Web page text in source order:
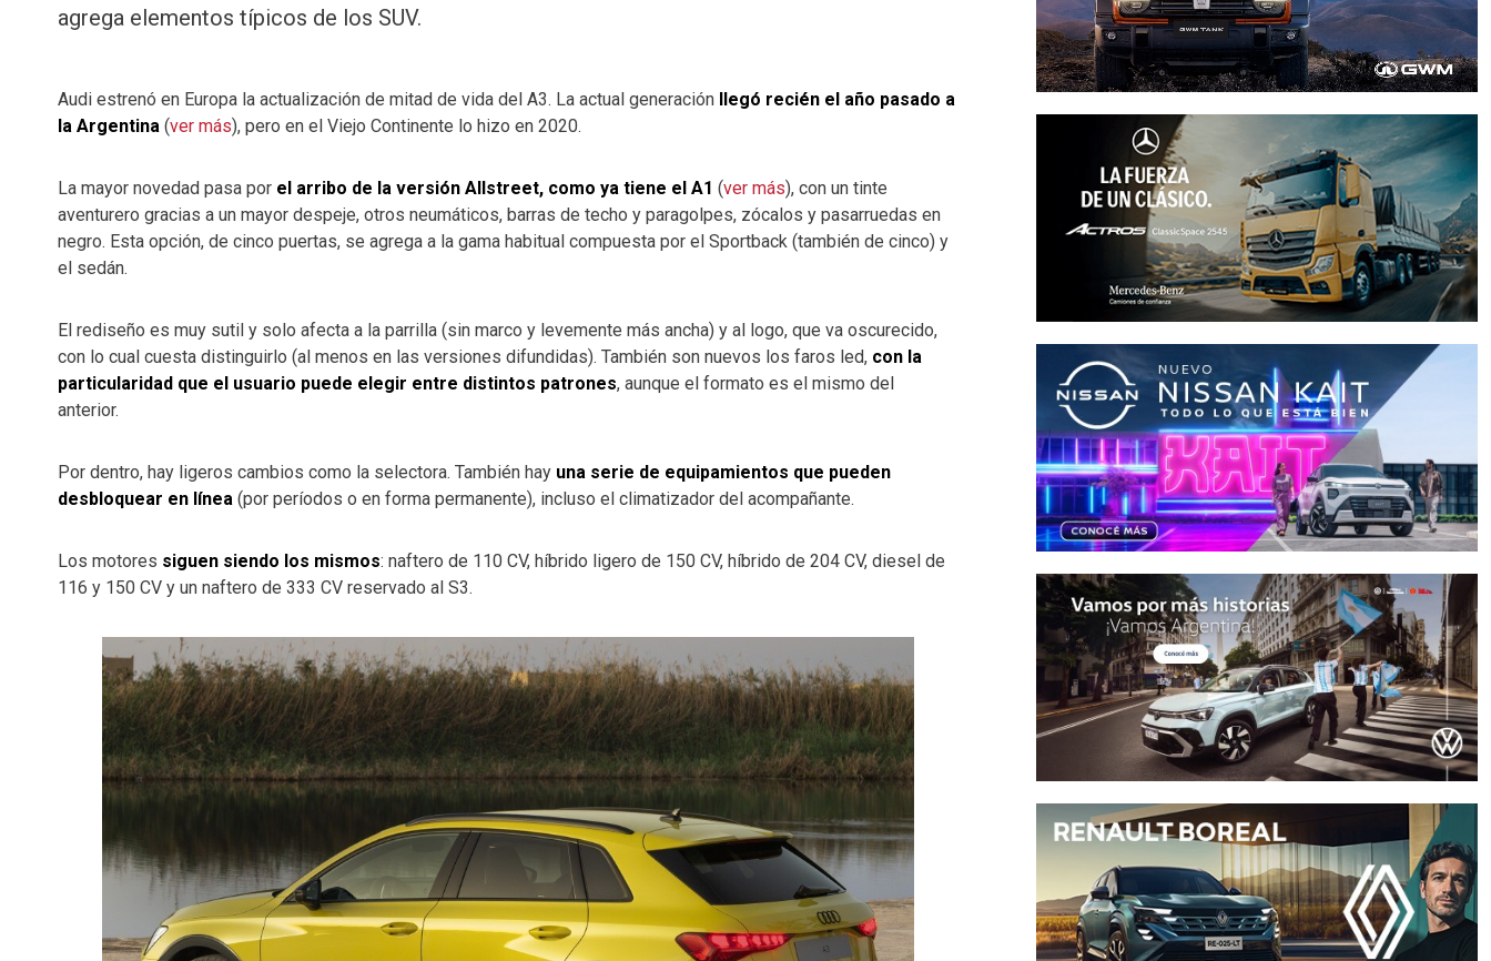
agrega elementos típicos de los SUV.
Audi estrenó en Europa la actualización de mitad de vida del A3. La actual generación
llegó recién el año pasado a
la Argentina (ver más), pero en el Viejo Continente lo hizo en 2020.
La mayor novedad pasa por el arribo de la versión Allstreet, como ya tiene el A1 (ver más), con un tinte
aventurero gracias a un mayor despeje, otros neumáticos, barras de techo y paragolpes, zócalos y pasarruedas en
negro. Esta opción, de cinco puertas, se agrega a la gama habitual compuesta por el Sportback (también de cinco) y
el sedán.
El rediseño es muy sutil y solo afecta a la parrilla (sin marco y levemente más ancha) y al logo, que va oscurecido,
con lo cual cuesta distinguirlo (al menos en las versiones difundidas). También son nuevos los faros led, con la
particularidad que el usuario puede elegir entre distintos patrones, aunque el formato es el mismo del
anterior.
Por dentro, hay ligeros cambios como la selectora. También hay una serie de equipamientos que pueden
desbloquear en línea (por períodos o en forma permanente), incluso el climatizador del acompañante.
Los motores siguen siendo los mismos: naftero de 110 CV, híbrido ligero de 150 CV, híbrido de 204 CV, diesel de
116 y 150 CV y un naftero de 333 CV reservado al S3.